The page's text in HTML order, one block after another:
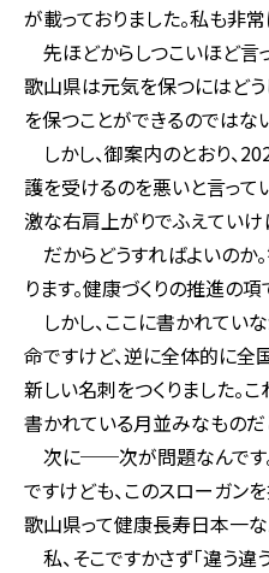
が載っておりました。私も非
先ほどからしつこいほど言
歌山県は元気を保つにはど
を保つことができるのではな
しかし、御案内のとおり、
護を受けるのを悪いと言って
激な右肩上がりでふえていけ
だからどうすればよいのか
ります。健康づくりの推進の
しかし、ここに書かれてい
命ですけど、逆に全体的に全
新しい名刺をつくりました。
書かれている月並みなものだ
次に──次が問題なんです。
ですけども、このスローガン
歌山県って健康長寿日本一な
私、そこですかさず「違う